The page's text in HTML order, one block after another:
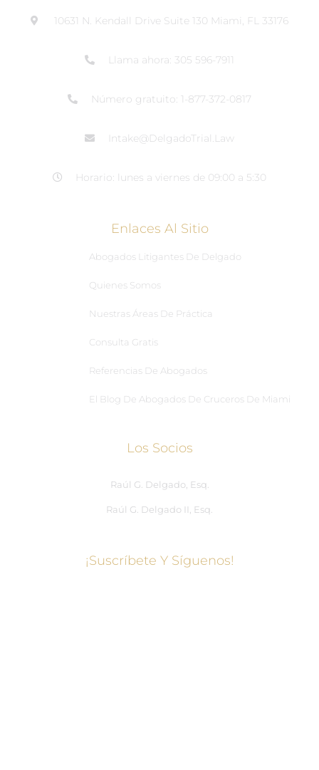
10631 N. Kendall Drive Suite 130 Miami, FL 33176
Llama ahora: 305 596-7911
Número gratuito: 1-877-372-0817
Intake@DelgadoTrial.Law
Horario: lunes a viernes de 09:00 a 5:30
Enlaces Al Sitio
Abogados Litigantes De Delgado
Quienes Somos
Nuestras Áreas De Práctica
Consulta Gratis
Referencias De Abogados
El Blog De Abogados De Cruceros De Miami
Los Socios
Raúl G. Delgado, Esq.
Raúl G. Delgado II, Esq.
¡Suscríbete Y Síguenos!